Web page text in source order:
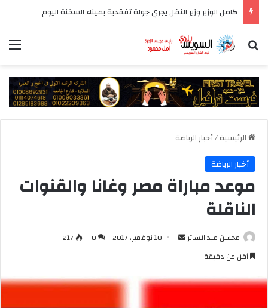
كامل الوزير وزير النقل يجري جولة تفقدية بميناء السخنة اليوم
بحث عن
الرئيسية/أخبار الرياضة
أخبار الرياضة
موعد مباراة مصر وغانا والقنوات
الناقلة
محسن عبد الساتر
أرسل 10 نوفمبر، 2017 0
217
أقل من دقيقة